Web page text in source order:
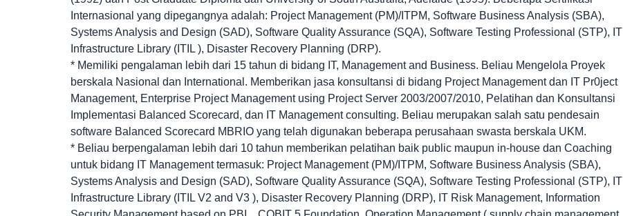
Internasional yang dipegangnya adalah: Project Management (PM)/ITPM, Software Business Analysis (SBA),
Systems Analysis and Design (SAD), Software Quality Assurance (SQA), Software Testing Professional (STP), IT
Infrastructure Library (ITIL ), Disaster Recovery Planning (DRP).
* Memiliki pengalaman lebih dari 15 tahun di bidang IT, Management and Business. Beliau Mengelola Proyek
berskala Nasional dan International. Memberikan jasa konsultansi di bidang Project Management dan IT Pr0ject
Management, Enterprise Project Management using Project Server 2003/2007/2010, Pelatihan dan Konsultansi
Implementasi Balanced Scorecard, dan IT Management consulting. Beliau merupakan salah satu pendesain
software Balanced Scorecard MBRIO yang telah digunakan beberapa perusahaan swasta berskala UKM.
* Beliau berpengalaman lebih dari 10 tahun memberikan pelatihan baik public maupun in-house dan Coaching
untuk bidang IT Management termasuk: Project Management (PM)/ITPM, Software Business Analysis (SBA),
Systems Analysis and Design (SAD), Software Quality Assurance (SQA), Software Testing Professional (STP), IT
Infrastructure Library (ITIL V2 and V3 ), Disaster Recovery Planning (DRP), IT Risk Management, Information